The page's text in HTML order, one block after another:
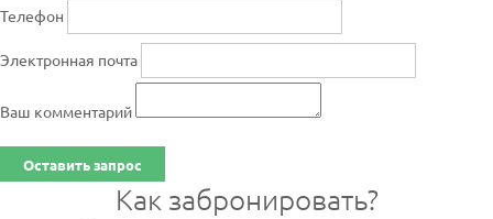
Телефон
Электронная почта
Ваш комментарий
Оставить запрос
Как забронировать?